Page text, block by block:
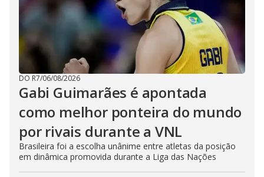
DO R7/06/08/2026
Gabi Guimarães é apontada
como melhor ponteira do mundo
por rivais durante a VNL
Brasileira foi a escolha unânime entre atletas da posição
em dinâmica promovida durante a Liga das Nações